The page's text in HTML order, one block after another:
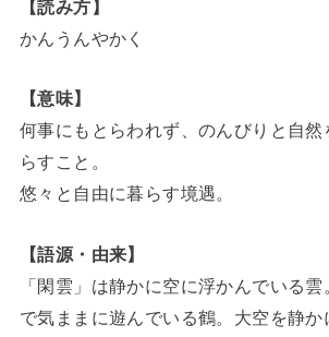
【読み方】
かんうんやかく
【意味】
何事にもとらわれず、のんびりと自然
らすこと。
悠々と自由に暮らす境遇。
【語源・由来】
「閑雲」は静かに空に浮かんでいる
で気ままに遊んでいる鶴。大空を静